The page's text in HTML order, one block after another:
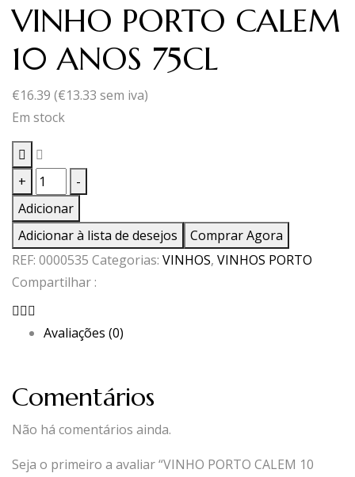
VINHO PORTO CALEM
10 ANOS 75CL
€16.39 (€13.33 sem iva)
Em stock
+
Quantidade
de
VINHO
PORTO
CALEM
10
75CL
-
Adicionar
Adicionar à lista de desejos
Comprar Agora
REF: 0000535 Categorias: VINHOS, VINHOS PORTO
Compartilhar :
Avaliações (0)
Comentários
Não há comentários ainda.
Seja o primeiro a avaliar “VINHO PORTO CALEM 10